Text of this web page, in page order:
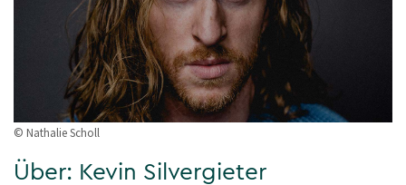
© Nathalie Scholl
Über: Kevin Silvergieter